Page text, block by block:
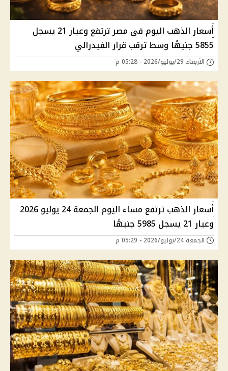
أسعار الذهب اليوم في مصر ترتفع وعيار 21 يسجل
5855 جنيهًا وسط ترقب قرار الفيدرالي
الأربعاء 29/يوليو/2026 - 05:28 م
أسعار الذهب ترتفع مساء اليوم الجمعة 24 يوليو 2026
وعيار 21 يسجل 5985 جنيهًا
الجمعة 24/يوليو/2026 - 05:29 م